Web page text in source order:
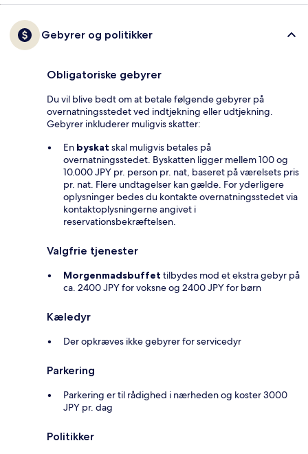
Gebyrer og politikker
Obligatoriske gebyrer
Du vil blive bedt om at betale følgende gebyrer på
overnatningsstedet ved indtjekning eller udtjekning.
Gebyrer inkluderer muligvis skatter:
En byskat skal muligvis betales på
overnatningsstedet. Byskatten ligger mellem 100 og
10.000 JPY pr. person pr. nat, baseret på værelsets pris
pr. nat. Flere undtagelser kan gælde. For yderligere
oplysninger bedes du kontakte overnatningsstedet via
kontaktoplysningerne angivet i
reservationsbekræftelsen.
Valgfrie tjenester
Morgenmadsbuffet tilbydes mod et ekstra gebyr på
ca. 2400 JPY for voksne og 2400 JPY for børn
Kæledyr
Der opkræves ikke gebyrer for servicedyr
Parkering
Parkering er til rådighed i nærheden og koster 3000
JPY pr. dag
Politikker